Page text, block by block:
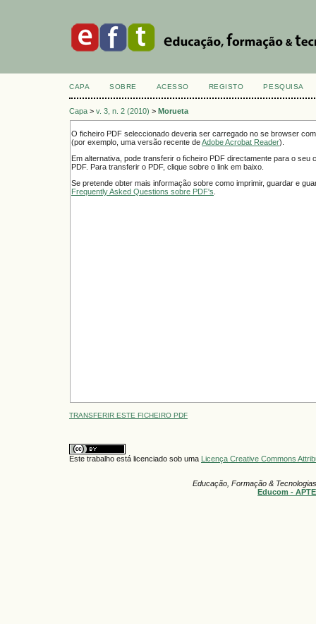
CAPA SOBRE ACESSO REGISTO PESQUISA
Capa > v. 3, n. 2 (2010) > Morueta
O ficheiro PDF seleccionado deveria ser carregado no se browser
(por exemplo, uma versão recente deAdobe Acrobat Reader).
Em alternativa, pode transferir o ficheiro PDF directamente para o seu
PDF. Para transferir o PDF, clique sobre o link em baixo.
Se pretende obter mais informação sobre como imprimir, guardar e
Frequently Asked Questions sobre PDF's
TRANSFERIR ESTE FICHEIRO PDF
Este trabalho está licenciado sob uma Licença Creative Commons
Educação, Formação &
Educom - APTE